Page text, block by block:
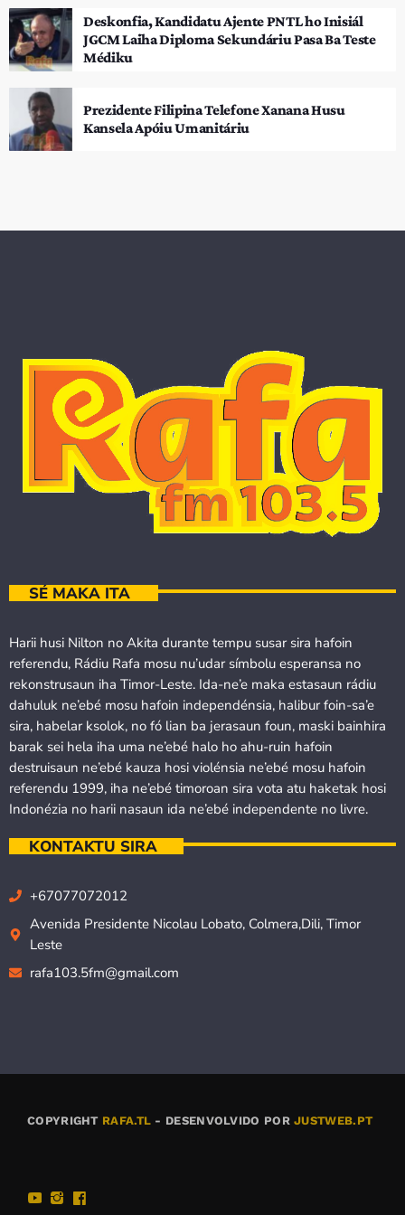
Deskonfia, Kandidatu Ajente PNTL ho Inisiál
JGCM Laiha Diploma Sekundáriu Pasa Ba Teste
Médiku
Prezidente Filipina Telefone Xanana Husu
Kansela Apóiu Umanitáriu
SÉ MAKA ITA
Harii husi Nilton no Akita durante tempu susar sira hafoin
referendu, Rádiu Rafa mosu nu’udar símbolu esperansa no
rekonstrusaun iha Timor-Leste. Ida-ne’e maka estasaun rádiu
dahuluk ne’ebé mosu hafoin independénsia, halibur foin-sa’e
sira, habelar ksolok, no fó lian ba jerasaun foun, maski bainhira
barak sei hela iha uma ne’ebé halo ho ahu-ruin hafoin
destruisaun ne’ebé kauza hosi violénsia ne’ebé mosu hafoin
referendu 1999, iha ne’ebé timoroan sira vota atu haketak hosi
Indonézia no harii nasaun ida ne’ebé independente no livre.
KONTAKTU SIRA
+67077072012
Avenida Presidente Nicolau Lobato, Colmera,Dili, Timor
Leste
rafa103.5fm@gmail.com
COPYRIGHT RAFA.TL - DESENVOLVIDO PORJUSTWEB.PT